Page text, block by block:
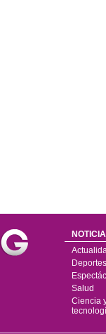
Deportes
Salud
Ciencia